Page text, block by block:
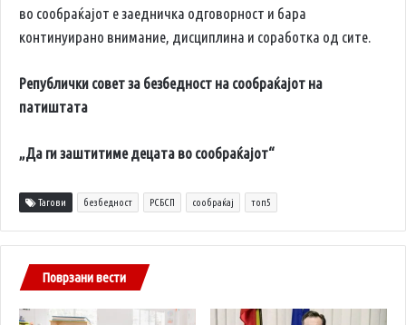
во сообраќајот е заедничка одговорност и бара
континуирано внимание, дисциплина и соработка од сите.
Републички совет за безбедност на сообраќајот на
патиштата
„Да ги заштитиме децата во сообраќајот“
Тагови безбедност РСБСП сообраќај топ5
Поврзани вести